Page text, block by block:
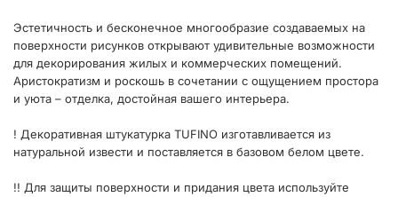
Эстетичность и бесконечное многообразие создаваемых на
поверхности рисунков открывают удивительные возможности
для декорирования жилых и коммерческих помещений.
Аристократизм и роскошь в сочетании с ощущением простора
и уюта – отделка, достойная вашего интерьера.
! Декоративная штукатурка TUFINO изготавливается из
натуральной извести и поставляется в базовом белом цвете.
!! Для защиты поверхности и придания цвета используйте